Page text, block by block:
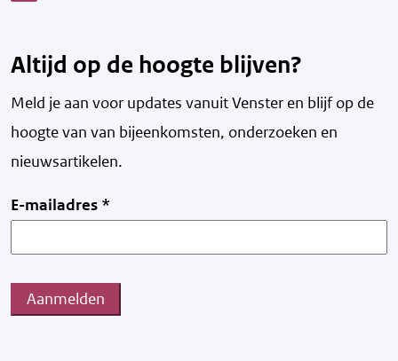
Altijd op de hoogte blijven?
Meld je aan voor updates vanuit Venster en blijf op de
hoogte van van bijeenkomsten, onderzoeken en
nieuwsartikelen.
E-mailadres *
Aanmelden